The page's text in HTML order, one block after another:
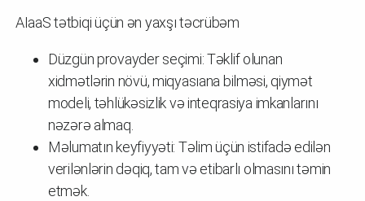
AIaaS tətbiqi üçün ən yaxşı təcrübəm
Düzgün provayder seçimi: Təklif olunan
xidmətlərin növü, miqyasıana bilməsi, qiymət
modeli, təhlükəsizlik və inteqrasiya imkanlarını
nəzərə almaq.
Məlumatın keyfiyyəti: Təlim üçün istifadə edilən
verilənlərin dəqiq, tam və etibarlı olmasını təmin
etmək.